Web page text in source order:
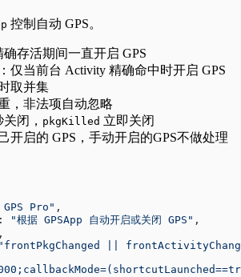
控制自动 GPS。
确存活期间一直开启 GPS
：仅当前台 Activity 精确命中时开启 GPS
取并集
，非法项自动忽略
闭， pkgKilled 立即关闭
开启的 GPS，手动开启的GPS不做处理
Pro" ,
: "根据 GPSApp 自动开启或关闭 GPS" ,
,
"frontPkgChanged ||